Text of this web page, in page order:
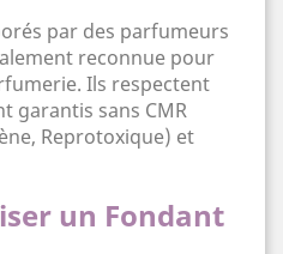
par des parfumeurs
reconnue pour
Ils respectent
garantis sans CMR
Reprotoxique) et
un Fondant